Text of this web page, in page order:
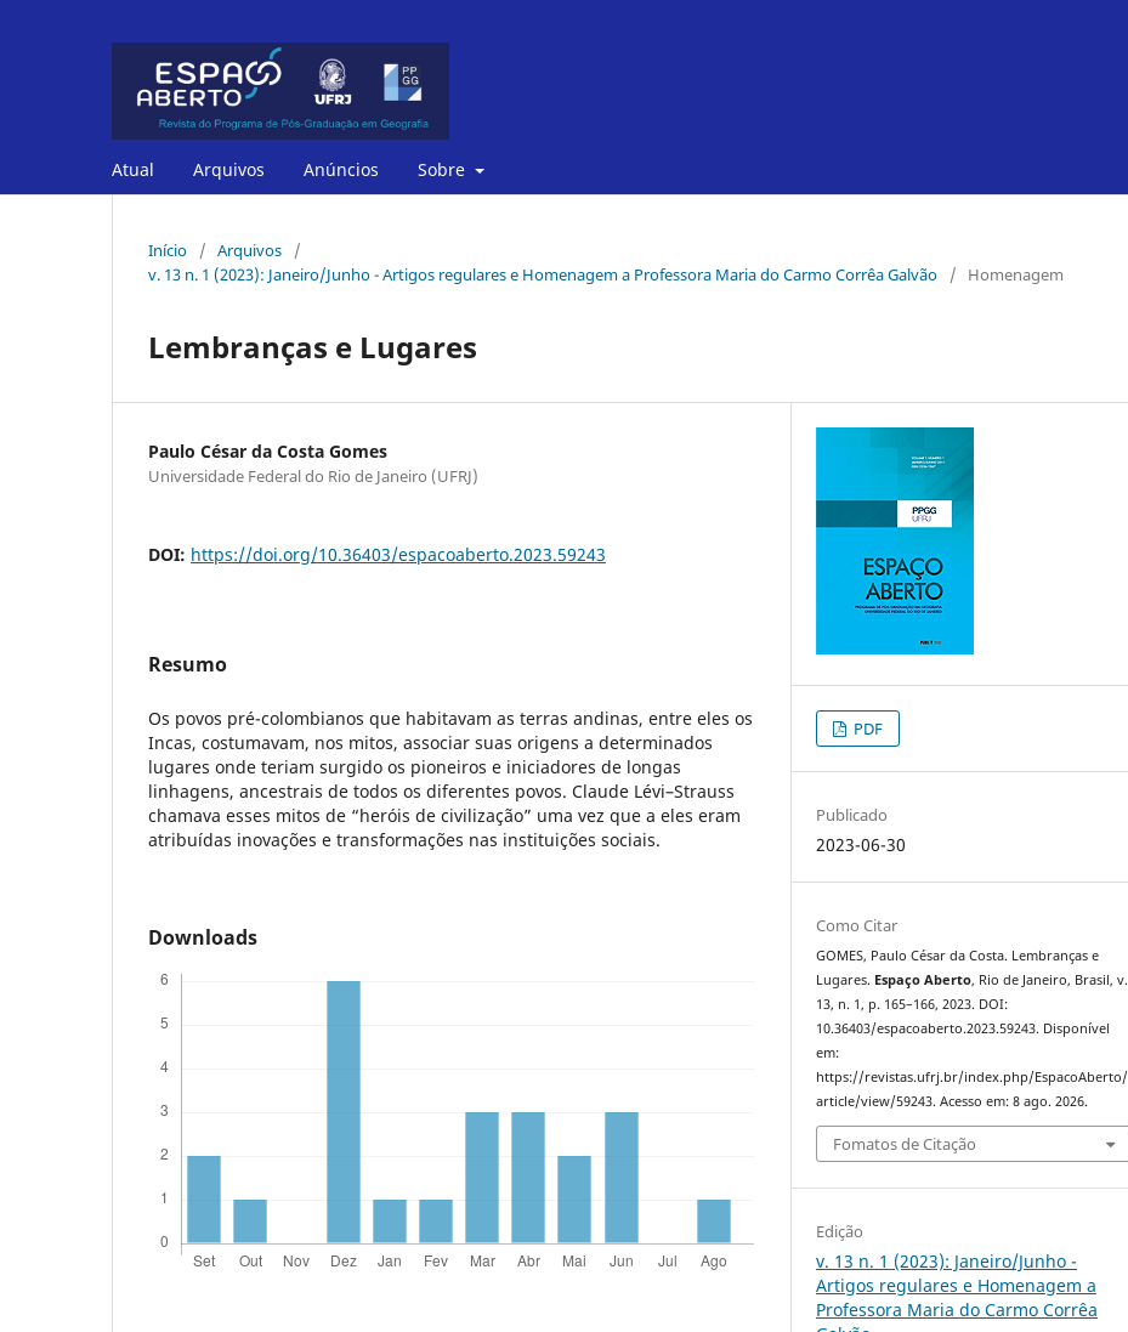
Atual Arquivos Anúncios Sobre
Início / Arquivos
/
v. 13 n. 1 (2023): Janeiro/Junho - Artigos regulares e Homenagem a Professora Maria do Carmo Corrêa Galvão
/ Homenagem
Lembranças e Lugares
Paulo César da Costa Gomes
Universidade Federal do Rio de Janeiro (UFRJ)
DOI: https://doi.org/10.36403/espacoaberto.2023.59243
Resumo
Os povos pré-colombianos que habitavam as terras andinas, entre eles os
Incas, costumavam, nos mitos, associar suas origens a determinados
lugares onde teriam surgido os pioneiros e iniciadores de longas
linhagens, ancestrais de todos os diferentes povos. Claude Lévi–Strauss
chamava esses mitos de “heróis de civilização” uma vez que a eles eram
atribuídas inovações e transformações nas instituições sociais.
Downloads
PDF
Publicado
2023-06-30
Como Citar
GOMES, Paulo César da Costa. Lembranças e
Lugares. Espaço Aberto, Rio de Janeiro, Brasil, v.
13, n. 1, p. 165–166, 2023. DOI:
10.36403/espacoaberto.2023.59243. Disponível
em:
https://revistas.ufrj.br/index.php/EspacoAberto/
article/view/59243. Acesso em: 8 ago. 2026.
Fomatos de Citação
Edição
v. 13 n. 1 (2023): Janeiro/Junho -
Artigos regulares e Homenagem a
Professora Maria do Carmo Corrêa